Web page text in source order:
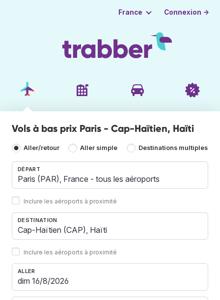
France Connexion →
Vols à bas prix Paris - Cap-Haïtien, Haïti
Aller/retour Aller simple Destinations multiples
DÉPART
Inclure les aéroports à proximité
DESTINATION
Inclure les aéroports à proximité
ALLER